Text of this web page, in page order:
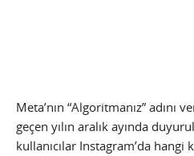
Meta’nın “Algoritmanız” adını
geçen yılın aralık ayında
kullanıcılar Instagram’da